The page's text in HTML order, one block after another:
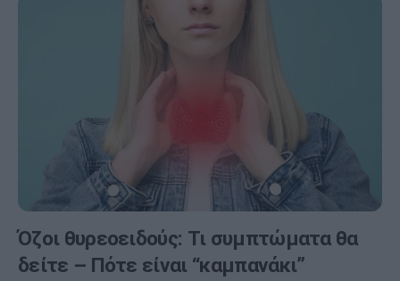
Όζοι θυρεοειδούς: Τι συμπτώματα θα
δείτε – Πότε είναι “καμπανάκι”